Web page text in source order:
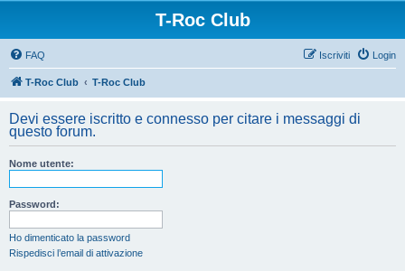
T-Roc Club
FAQ Login
Iscriviti
T-Roc Club T-Roc Club
Devi essere iscritto e connesso per citare i messaggi di
questo forum.
Nome utente:
Password:
Ho dimenticato la password
Rispedisci l’email di attivazione